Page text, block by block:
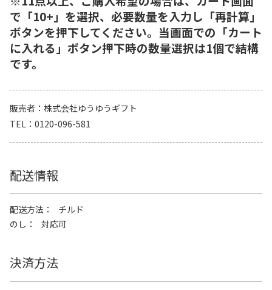
で「10+」を選択、必要数量を入力し「再計算」
ボタンを押下してください。当画面での「カート
に入れる」ボタン押下時の数量選択は1個で結構
です。
販売者
株式会社ゆうゆうギフト
TEL
0120-096-581
配送情報
配送方法
チルド
のし
対応可
決済方法